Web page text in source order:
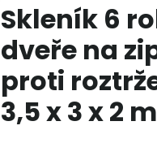
Skleník 6
dveře na
proti
3,5 x 3 x 2